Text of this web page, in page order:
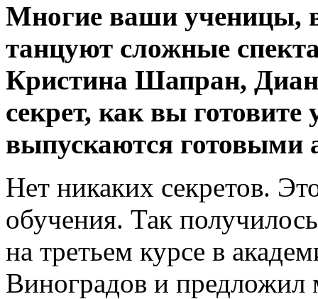
Многие ваши ученицы,
танцуют сложные
Кристина Шапран,
секрет, как вы
выпускаются готовыми
Нет никаких секретов.
обучения. Так
на третьем курсе в
Виноградов и предложил